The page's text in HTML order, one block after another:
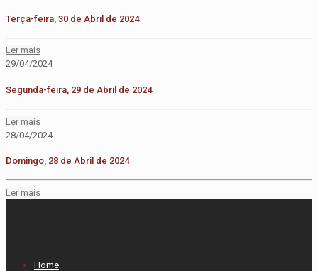
Terça-feira, 30 de Abril de 2024
Ler mais
29/04/2024
Segunda-feira, 29 de Abril de 2024
Ler mais
28/04/2024
Domingo, 28 de Abril de 2024
Ler mais
Home